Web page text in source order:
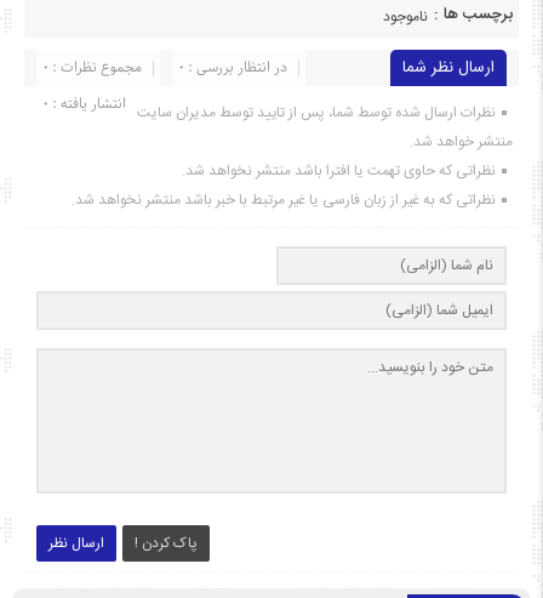
برچسب ها : ناموجود
ارسال نظر شما مجموع نظرات : 0
در انتظار بررسی : 0
انتشار یافته : ۰ نظرات ارسال شده توسط شما، پس از تایید توسط مدیران سایت
منتشر خواهد شد.
نظراتی که حاوی تهمت یا افترا باشد منتشر نخواهد شد.
نظراتی که به غیر از زبان فارسی یا غیر مرتبط با خبر باشد منتشر نخواهد شد.
ارسال نظر پاک کردن !